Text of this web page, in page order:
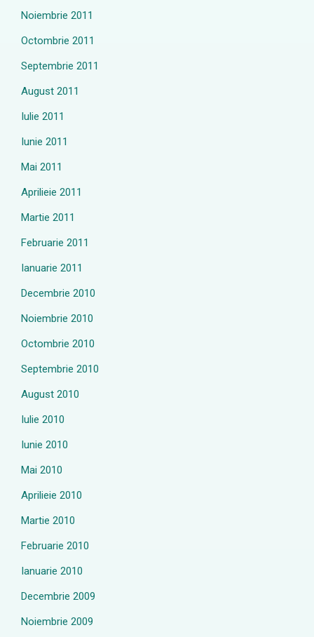
Noiembrie 2011
Octombrie 2011
Septembrie 2011
August 2011
Iulie 2011
Iunie 2011
Mai 2011
Aprilieie 2011
Martie 2011
Februarie 2011
Ianuarie 2011
Decembrie 2010
Noiembrie 2010
Octombrie 2010
Septembrie 2010
August 2010
Iulie 2010
Iunie 2010
Mai 2010
Aprilieie 2010
Martie 2010
Februarie 2010
Ianuarie 2010
Decembrie 2009
Noiembrie 2009